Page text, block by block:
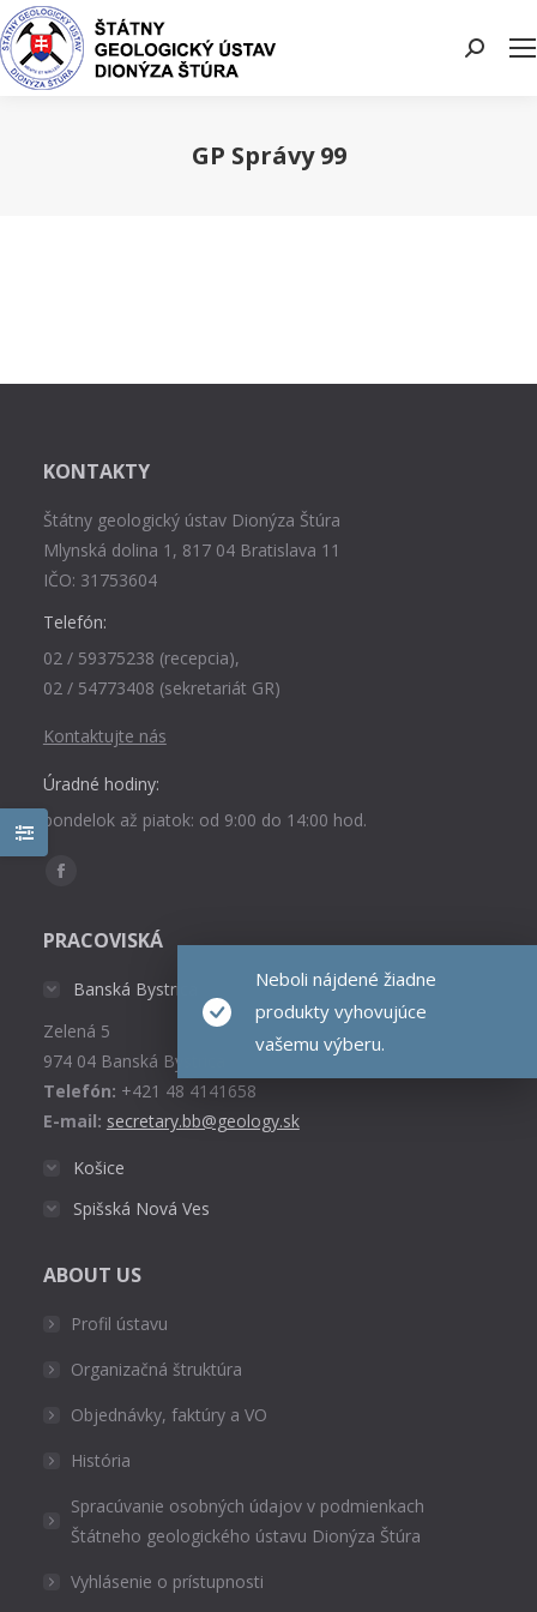
Search:
GP Správy 99
Neboli nájdené žiadne
produkty vyhovujúce
vašemu výberu.
KONTAKTY
Štátny geologický ústav Dionýza Štúra
Mlynská dolina 1, 817 04 Bratislava 11
IČO: 31753604
Telefón:
02 / 59375238 (recepcia),
02 / 54773408 (sekretariát GR)
Kontaktujte nás
Úradné hodiny:
pondelok až piatok: od 9:00 do 14:00 hod.
Find us on:
Facebook
opens
window
PRACOVISKÁ
Banská Bystrica
Zelená 5
974 04 Banská Bystrica
Telefón: +421 48 4141658
E-mail: secretary.bb@geology.sk
Košice
Spišská Nová Ves
ABOUT US
Profil ústavu
Organizačná štruktúra
Objednávky, faktúry a VO
História
Spracúvanie osobných údajov v podmienkach
Štátneho geologického ústavu Dionýza Štúra
Vyhlásenie o prístupnosti